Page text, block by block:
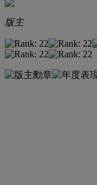
版主